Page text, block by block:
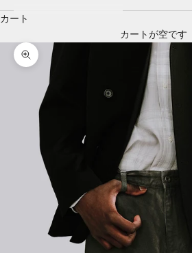
カート
カートが空です
ズームイン